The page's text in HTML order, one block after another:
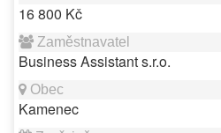
16 800 Kč
Business Assistant s.r.o.
Kamenec